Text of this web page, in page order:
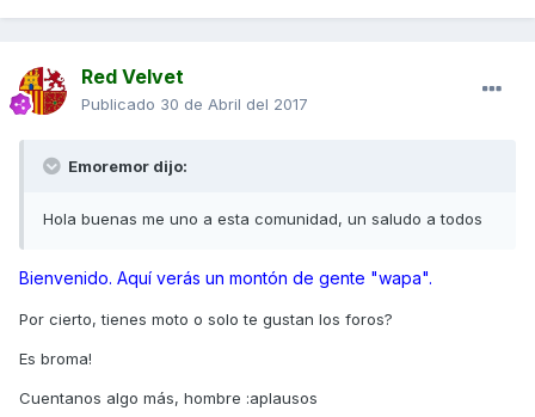
Red Velvet
Publicado 30 de Abril del 2017
Emoremor dijo:
Hola buenas me uno a esta comunidad, un saludo a todos
Bienvenido. Aquí verás un montón de gente "wapa".
Por cierto, tienes moto o solo te gustan los foros?
Es broma!
Cuentanos algo más, hombre :aplausos